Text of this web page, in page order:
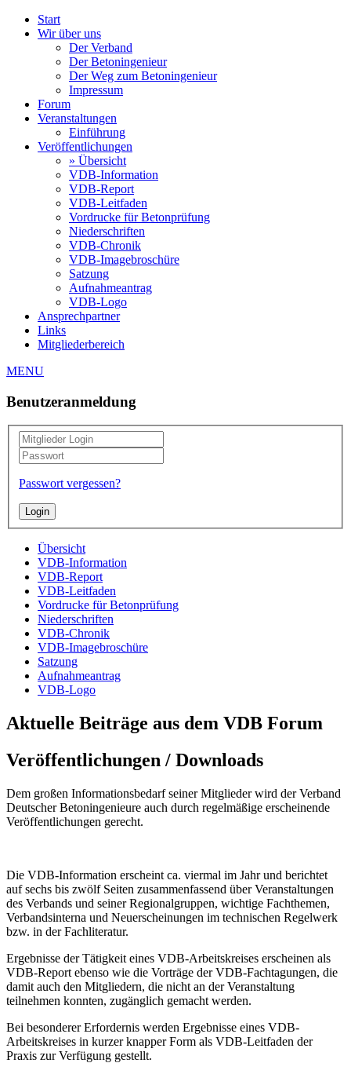
Start
Wir über uns
Der Verband
Der Betoningenieur
Der Weg zum Betoningenieur
Impressum
Forum
Veranstaltungen
Einführung
Veröffentlichungen
» Übersicht
VDB-Information
VDB-Report
VDB-Leitfaden
Vordrucke für Betonprüfung
Niederschriften
VDB-Chronik
VDB-Imagebroschüre
Satzung
Aufnahmeantrag
VDB-Logo
Ansprechpartner
Links
Mitgliederbereich
MENU
Benutzeranmeldung
Passwort vergessen?
Übersicht
VDB-Information
VDB-Report
VDB-Leitfaden
Vordrucke für Betonprüfung
Niederschriften
VDB-Chronik
VDB-Imagebroschüre
Satzung
Aufnahmeantrag
VDB-Logo
Aktuelle Beiträge aus dem VDB Forum
Veröffentlichungen / Downloads
Dem großen Informationsbedarf seiner Mitglieder wird der Verband
Deutscher Betoningenieure auch durch regelmäßige erscheinende
Veröffentlichungen gerecht.
Die VDB-Information erscheint ca. viermal im Jahr und berichtet
auf sechs bis zwölf Seiten zusammenfassend über Veranstaltungen
des Verbands und seiner Regionalgruppen, wichtige Fachthemen,
Verbandsinterna und Neuerscheinungen im technischen Regelwerk
bzw. in der Fachliteratur.
Ergebnisse der Tätigkeit eines VDB-Arbeitskreises erscheinen als
VDB-Report ebenso wie die Vorträge der VDB-Fachtagungen, die
damit auch den Mitgliedern, die nicht an der Veranstaltung
teilnehmen konnten, zugänglich gemacht werden.
Bei besonderer Erfordernis werden Ergebnisse eines VDB-
Arbeitskreises in kurzer knapper Form als VDB-Leitfaden der
Praxis zur Verfügung gestellt.